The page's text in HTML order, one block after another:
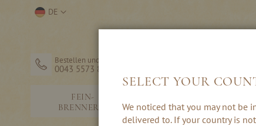
Direkt
Store DE
Bestellen und Hilfe
0043 5573 82203
FEIN-
BRENNEREI
EDELBRÄNDE
SELECT YOUR
We noticed that you may not be
delivered to. If your country is